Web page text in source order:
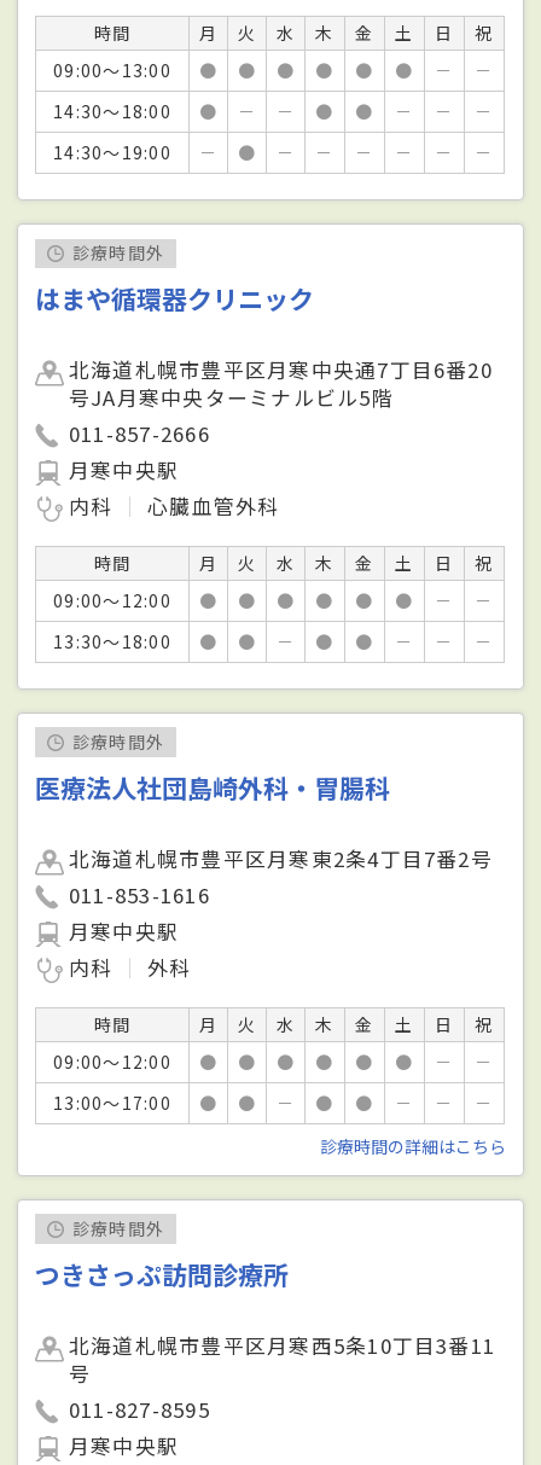
時間 月 火 水 木 金 土 日
祝
09:00～13:00
● ● ● ● ● ● －
－
14:30～18:00
● － － ● ● － －
－
14:30～19:00
－ ● － － － － － －
診療時間外
はまや循環器クリニック
北海道札幌市豊平区月寒中央通7丁目6番20
号JA月寒中央ターミナルビル5階
011-857-2666
月寒中央駅
内科
心臓血管外科
時間 月 火 水 木 金 土 日
祝
09:00～12:00
● ● ● ● ● ● －
－
13:30～18:00
● ● － ● ● － － －
診療時間外
医療法人社団島崎外科・胃腸科
北海道札幌市豊平区月寒東2条4丁目7番2号
011-853-1616
月寒中央駅
内科
外科
時間 月 火 水 木 金 土 日
祝
09:00～12:00
● ● ● ● ● ● －
－
13:00～17:00
● ● － ● ● － －
－
診療時間の詳細はこちら
診療時間外
つきさっぷ訪問診療所
北海道札幌市豊平区月寒西5条10丁目3番11
号
011-827-8595
月寒中央駅